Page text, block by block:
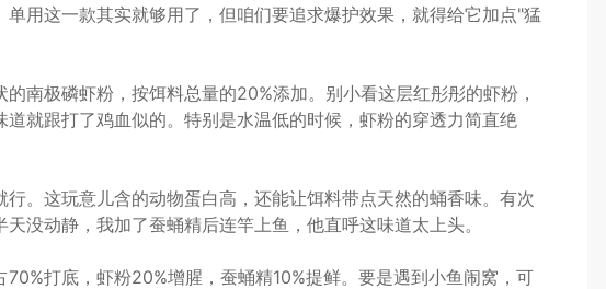
用这一款其实就够用了，但咱们要追求爆护效果，就得给它加点"猛
南极磷虾粉，按饵料总量的20%添加。别小看这层红彤彤的虾粉，
就跟打了鸡血似的。特别是水温低的时候，虾粉的穿透力简直绝
。这玩意儿含的动物蛋白高，还能让饵料带点天然的蛹香味。有次
没动静，我加了蚕蛹精后连竿上鱼，他直呼这味道太上头。
打底，虾粉20%增腥，蚕蛹精10%提鲜。要是遇到小鱼闹窝，可